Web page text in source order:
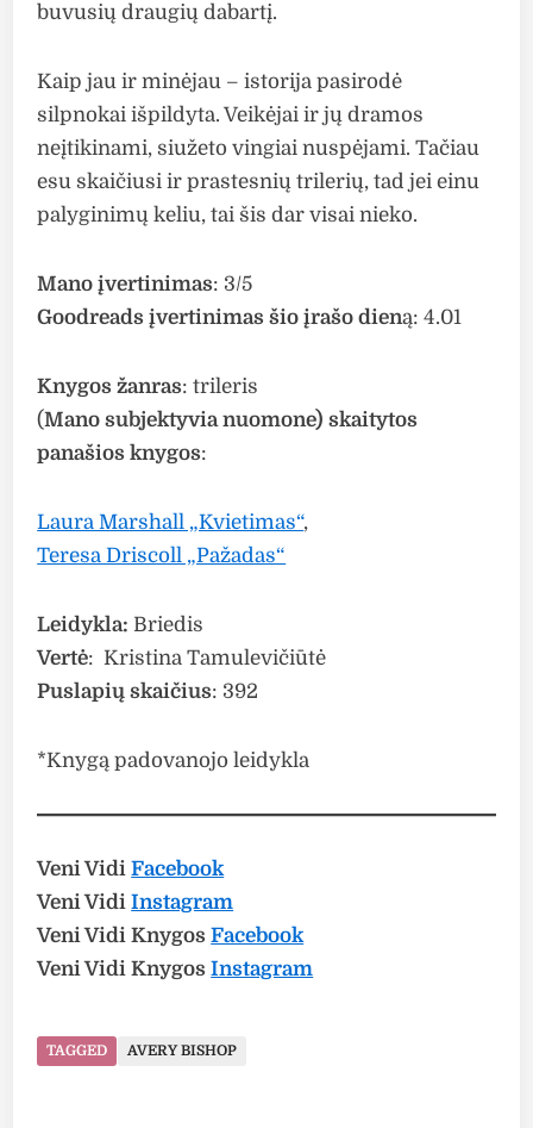
buvusių draugių dabartį.
Kaip jau ir minėjau – istorija pasirodė
silpnokai išpildyta. Veikėjai ir jų dramos
neįtikinami, siužeto vingiai nuspėjami. Tačiau
esu skaičiusi ir prastesnių trilerių, tad jei einu
palyginimų keliu, tai šis dar visai nieko.
Mano įvertinimas: 3/5
Goodreads įvertinimas šio įrašo dieną: 4.01
Knygos žanras: trileris
(Mano subjektyvia nuomone) skaitytos
panašios knygos:
Laura Marshall „Kvietimas“,
Teresa Driscoll „Pažadas“
Leidykla: Briedis
Vertė: Kristina Tamulevičiūtė
Puslapių skaičius: 392
*Knygą padovanojo leidykla
Veni VidiFacebook
Veni VidiInstagram
Veni Vidi KnygosFacebook
Veni Vidi KnygosInstagram
TAGGED AVERY BISHOP